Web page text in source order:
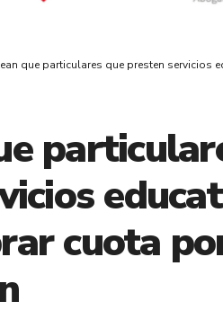
que particulares que presten servicios
cuota